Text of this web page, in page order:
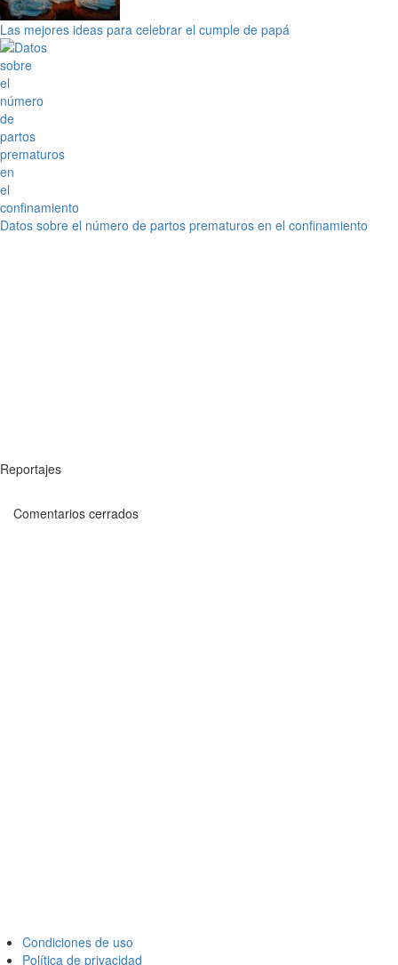
Las mejores ideas para celebrar el cumple de papá
Datos sobre el número de partos prematuros en el confinamiento
Reportajes
Comentarios cerrados
Condiciones de uso
Política de privacidad